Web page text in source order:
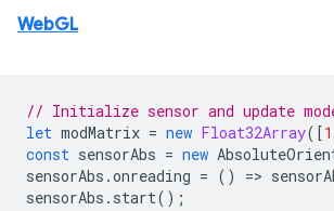
WebGL
// Initialize sensor and update
let modMatrix = new Float32Array([1
const sensorAbs = new
sensorAbs .onreading = () =>
sensorAbs . start();